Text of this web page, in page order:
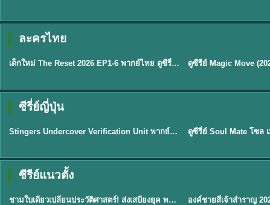
ละครไทย
★ 8 EP.6
พากย์ไทย
เด็กใหม่ The Reset 2026 EP1-6 พากย์ไทย ดูซีรี่ย์ Netflix ล่าสุด HD
ซีรี่ย์ญี่ปุ่น
EP.11
พากย์ไทย
Stingers Undercover Verification Unit พากย์ไทย EP1-11 HD ฟรี ★8
ซีรีย์แนวตั้ง
EP.1
พากย์ไทย
ชามใบเดียวเปลี่ยนประวัติศาสตร์! ส่งเสบียงยุค พากย์ไทย